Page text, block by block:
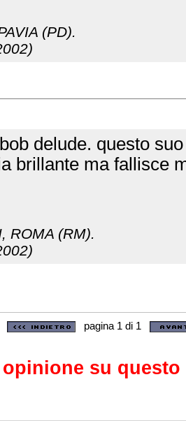
(PD).
delude. questo
brillante ma fallisce
ROMA (RM).
pagina 1 di 1
su